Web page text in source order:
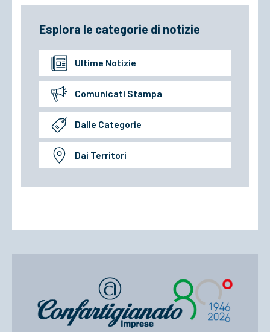
Esplora le categorie di notizie
Ultime Notizie
Comunicati Stampa
Dalle Categorie
Dai Territori